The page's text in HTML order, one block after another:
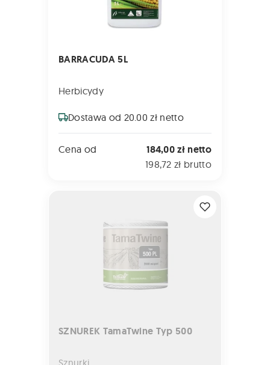
BARRACUDA 5L
Herbicydy
Dostawa od 20.00 zł netto
Cena od 184,00 zł netto
198,72 zł brutto
SZNUREK TamaTwine Typ 500